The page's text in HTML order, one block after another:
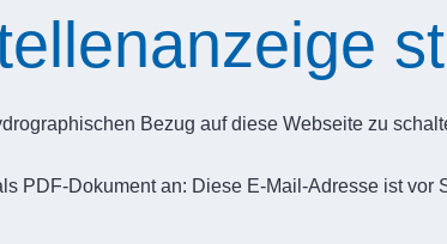
Bezug auf diese Webseite zu
PDF-Dokument an: Diese E-Mail-Adresse ist vor